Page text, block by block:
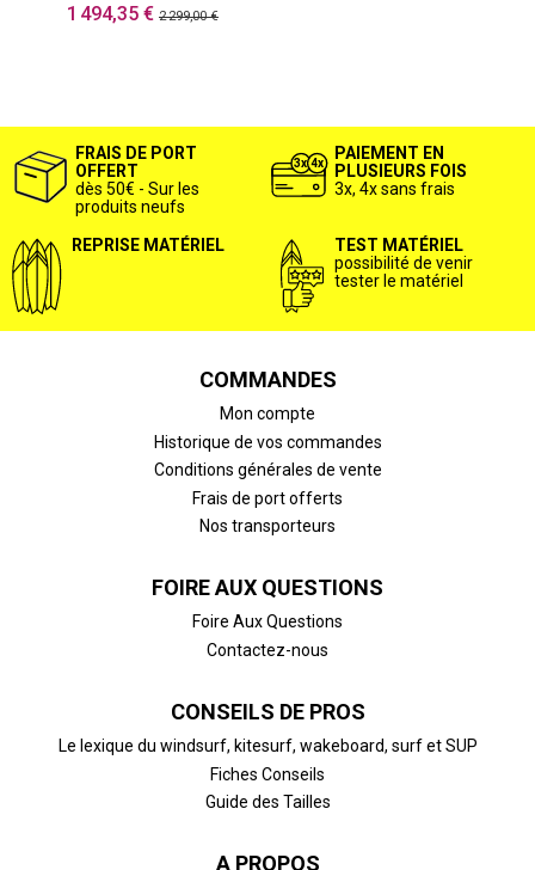
1 494,35 € 2 299,00 €
FRAIS DE PORT
OFFERT
dès 50€ - Sur les
produits neufs
PAIEMENT EN
PLUSIEURS FOIS
3x, 4x sans frais
REPRISE MATÉRIEL
TEST MATÉRIEL
possibilité de venir
tester le matériel
COMMANDES
Mon compte
Historique de vos commandes
Conditions générales de vente
Frais de port offerts
Nos transporteurs
FOIRE AUX QUESTIONS
Foire Aux Questions
Contactez-nous
CONSEILS DE PROS
Le lexique du windsurf, kitesurf, wakeboard, surf et SUP
Fiches Conseils
Guide des Tailles
A PROPOS